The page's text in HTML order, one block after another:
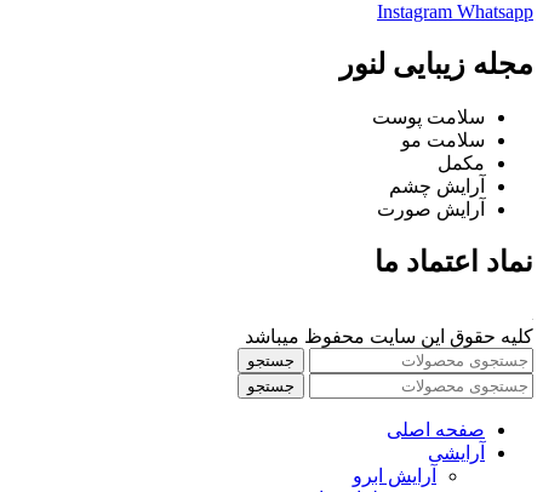
Instagram Whatsapp
مجله زیبایی لنور
سلامت پوست
سلامت مو
مکمل
آرایش چشم
آرایش صورت
نماد اعتماد ما
کلیه حقوق این سایت محفوظ میباشد
جستجو
جستجو
صفحه اصلی
آرایشی
آرايش ابرو